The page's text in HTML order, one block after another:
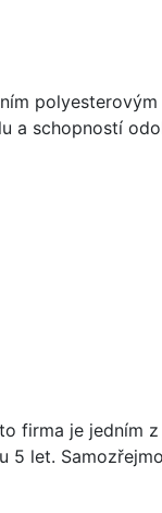
a schopností
firma je jedním
5 let.